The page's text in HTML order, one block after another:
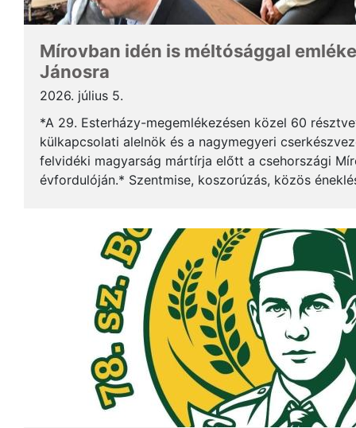
Mírovban idén is méltósággal
Jánosra
2026. július 5.
*A 29. Esterházy-megemlékezésen közel 60
külkapcsolati alelnök és a nagymegyeri
felvidéki magyarság mártírja előtt a csehországi
évfordulóján.* Szentmise, koszorúzás, közös